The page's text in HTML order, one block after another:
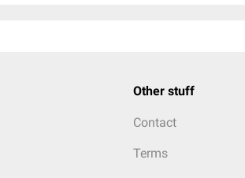
Other stuff
Contact
Terms